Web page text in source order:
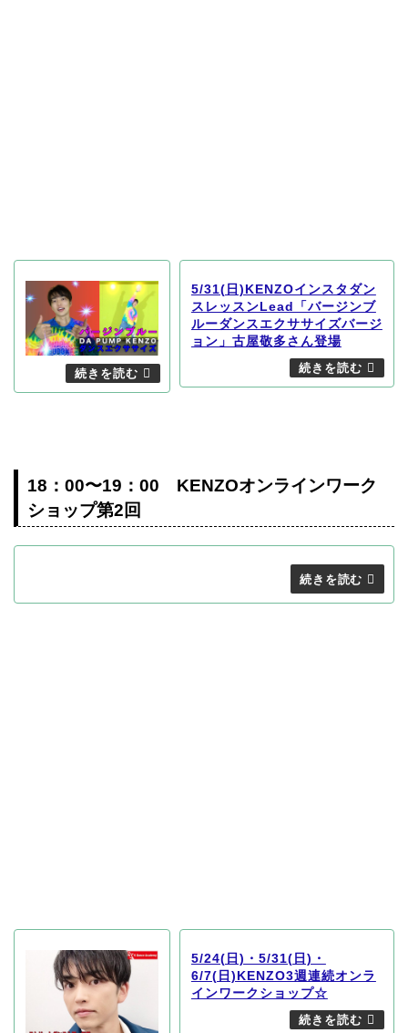
5/31(日)KENZOインスタダン
スレッスンLead「バージンブ
ルーダンスエクササイズバージ
ョン」古屋敬多さん登場
18：00〜19：00 KENZOオンラインワーク
ショップ第2回
5/24(日)・5/31(日)・
6/7(日)KENZO3週連続オンラ
インワークショップ☆